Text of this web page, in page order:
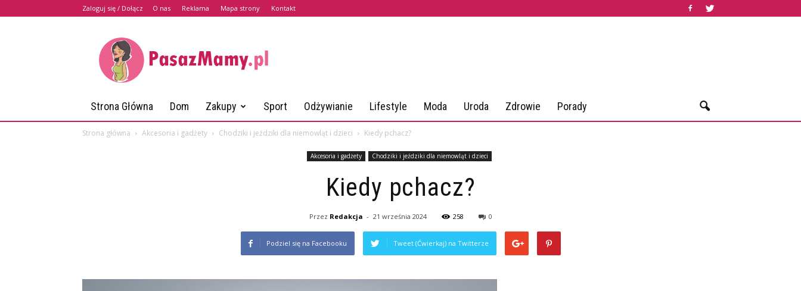
Zaloguj się / Dołącz O nas Reklama Mapa strony Kontakt
PasazMamy.pl
Strona Główna Dom Zakupy Sport Odżywianie Lifestyle Moda Uroda Zdrowie Porady
Strona główna Akcesoria i gadżety Chodziki i jeździki dla niemowląt i dzieci Kiedy pchacz?
Akcesoria i gadżety Chodziki i jeździki dla niemowląt i dzieci
Kiedy pchacz?
Przez Redakcja - 21 września 2024 258 0
Podziel się na Facebooku Tweet (Ćwierkaj) na Twitterze